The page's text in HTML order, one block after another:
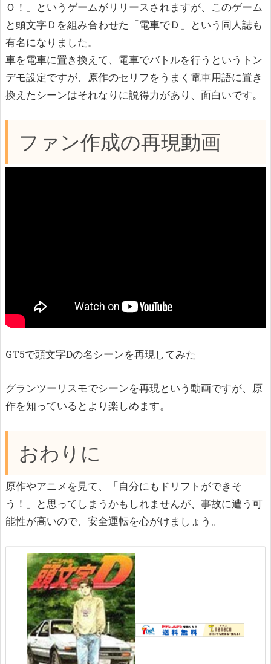
Ｏ！」というゲームがリリースされますが、このゲーム
と頭文字Ｄを組み合わせた「電車でＤ」という同人誌も
有名になりました。
車を電車に置き換えて、電車でバトルを行うというトン
デモ設定ですが、原作のセリフをうまく電車用語に置き
換えたシーンはそれなりに説得力があり、面白いです。
ファン作成の再現動画
GT5で頭文字Dの名シーンを再現してみた
グランツーリスモでシーンを再現という動画ですが、原
作を知っているとより楽しめます。
おわりに
原作やアニメを見て、「自分にもドリフトができそ
う！」と思ってしまうかもしれませんが、事故に遭う可
能性が高いので、安全運転を心がけましょう。